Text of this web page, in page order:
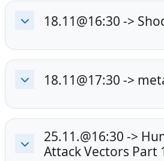
Skrči 18.11@16:30 ->
Skrči 18.11@17:30 ->
Skrči
25.11.@16:30 ->
Attack Vectors Part